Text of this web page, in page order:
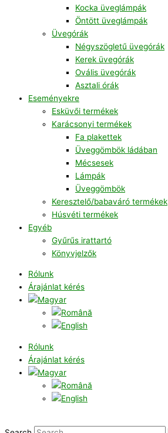
Kocka üveglámpák
Öntött üveglámpák
Üvegórák
Négyszögletű üvegórák
Kerek üvegórák
Ovális üvegórák
Asztali órák
Eseményekre
Esküvői termékek
Karácsonyi termékek
Fa plakettek
Üveggömbök ládában
Mécsesek
Lámpák
Üveggömbök
Keresztelő/babaváró termékek
Húsvéti termékek
Egyéb
Gyűrűs irattartó
Könyvjelzők
Rólunk
Árajánlat kérés
Rólunk
Árajánlat kérés